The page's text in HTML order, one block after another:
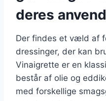
deres
Der findes et væld af
dressinger, der kan
Vinaigrette er en
består af olie og
med forskellige